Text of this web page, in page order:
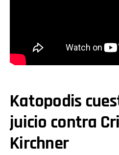
Katopodis
juicio contra
Kirchner